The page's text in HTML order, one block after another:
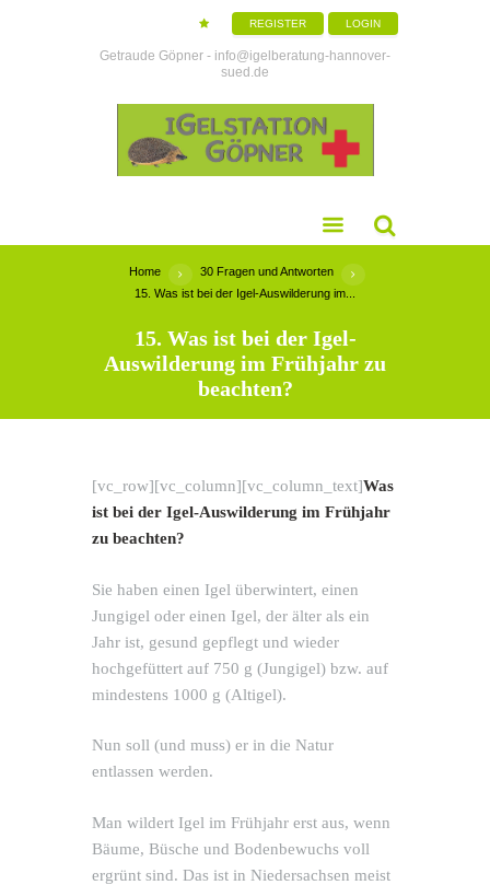
REGISTER LOGIN
Getraude Göpner - info@igelberatung-hannover-
sued.de
Home
30 Fragen und Antworten
15. Was ist bei der Igel-Auswilderung im...
15. Was ist bei der Igel-
Auswilderung im Frühjahr zu
beachten?
[vc_row][vc_column][vc_column_text]Was
ist bei der Igel-Auswilderung im Frühjahr
zu beachten?
Sie haben einen Igel überwintert, einen
Jungigel oder einen Igel, der älter als ein
Jahr ist, gesund gepflegt und wieder
hochgefüttert auf 750 g (Jungigel) bzw. auf
mindestens 1000 g (Altigel).
Nun soll (und muss) er in die Natur
entlassen werden.
Man wildert Igel im Frühjahr erst aus, wenn
Bäume, Büsche und Bodenbewuchs voll
ergrünt sind. Das ist in Niedersachsen meist